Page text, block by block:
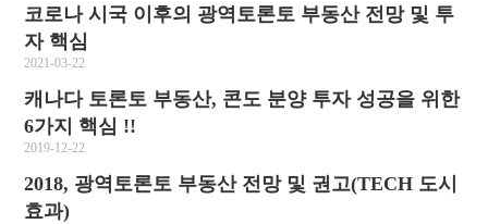
코로나 시국 이후의 광역토론토 부동산 전망 및 투
자 핵심
2021-03-22
캐나다 토론토 부동산, 콘도 분양 투자 성공을 위한
6가지 핵심 !!
2019-12-22
2018, 광역토론토 부동산 전망 및 권고(TECH 도시
효과)